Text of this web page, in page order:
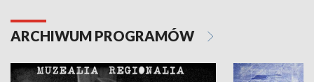
ARCHIWUM PROGRAMÓW